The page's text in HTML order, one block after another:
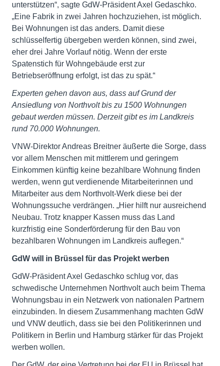
unterstützen“, sagte GdW-Präsident Axel Gedaschko.
„Eine Fabrik in zwei Jahren hochzuziehen, ist möglich.
Bei Wohnungen ist das anders. Damit diese
schlüsselfertig übergeben werden können, sind zwei,
eher drei Jahre Vorlauf nötig. Wenn der erste
Spatenstich für Wohngebäude erst zur
Betriebseröffnung erfolgt, ist das zu spät.“
Experten gehen davon aus, dass auf Grund der
Ansiedlung von Northvolt bis zu 1500 Wohnungen
gebaut werden müssen. Derzeit gibt es im Landkreis
rund 70.000 Wohnungen.
VNW-Direktor Andreas Breitner äußerte die Sorge, dass
vor allem Menschen mit mittlerem und geringem
Einkommen künftig keine bezahlbare Wohnung finden
werden, wenn gut verdienende Mitarbeiterinnen und
Mitarbeiter aus dem Northvolt-Werk diese bei der
Wohnungssuche verdrängen. „Hier hilft nur ausreichend
Neubau. Trotz knapper Kassen muss das Land
kurzfristig eine Sonderförderung für den Bau von
bezahlbaren Wohnungen im Landkreis auflegen.“
GdW will in Brüssel für das Projekt werben
GdW-Präsident Axel Gedaschko schlug vor, das
schwedische Unternehmen Northvolt auch beim Thema
Wohnungsbau in ein Netzwerk von nationalen Partnern
einzubinden. In diesem Zusammenhang machten GdW
und VNW deutlich, dass sie bei den Politikerinnen und
Politikern in Berlin und Hamburg stärker für das Projekt
werben wollen.